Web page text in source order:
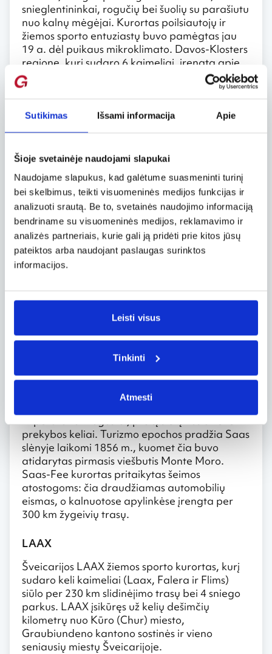
Sutikimas Išsami informacija Apie
Šioje svetainėje naudojami slapukai
Naudojame slapukus, kad galėtume suasmeninti turinį
bei skelbimus, teikti visuomeninės medijos funkcijas ir
analizuoti srautą. Be to, svetainės naudojimo informaciją
bendriname su visuomeninės medijos, reklamavimo ir
analizės partneriais, kurie gali ją pridėti prie kitos jūsų
pateiktos arba naudojant paslaugas surinktos
informacijos.
Leisti visus
Tinkinti
Atmesti
snieglentininkai, rogučių bei šuolių su parašiutu
nuo kalnų mėgėjai. Kurortas poilsiautojų ir
žiemos sporto entuziastų buvo pamėgtas jau
19 a. dėl puikaus mikroklimato. Davos-Klosters
regione, kurį sudaro 6 kaimeliai, įrengta apie
320 km slidinėjimo trasų. Nuo 1971 m. kasmet
Davose rengiamas Pasaulio ekonomikos
pasaulio elitą: valstybių vadovus, politikus ir
kitus svarbius asmenis. Davose veikia Žiemos
Aroza
Graubiundeno kantone esančiame Šanfigo
slėnyje įsikūręs ir dar vienas populiarus
Šveicarijos slidinėjimo kurortas – Aroza (Arosa).
Aroza yra įsikūrusi 1800 m aukštyje virš jūros
lygio, o čia įrengti keltuvai užkelia slidinėtojus į
2653 m aukštį. Šiame kurorte įrengta apie 70
km slidinėjimo trasų, veikia 100 km ilgio
Miestelis įsikūręs tarp dviejų ežerų. Žiemą,
užšalus ledui, ant ežero vyksta žirgų lenktynės.
Saas-Fee
Saas-Fee slidinėjimo kurortas, pramintas Alpių
perlu, įsikūręs Šveicarijos pietuose, 1800 m
aukštyje. Saas slėnyje žmonės gyveno jau
prekybos keliai. Turizmo epochos pradžia Saas
slėnyje laikomi 1856 m., kuomet čia buvo
atidarytas pirmasis viešbutis Monte Moro.
Saas-Fee kurortas pritaikytas šeimos
atostogoms: čia draudžiamas automobilių
eismas, o kalnuotose apylinkėse įrengta per
300 km žygeivių trasų.
LAAX
Šveicarijos LAAX žiemos sporto kurortas, kurį
sudaro keli kaimeliai (Laax, Falera ir Flims)
siūlo per 230 km slidinėjimo trasų bei 4 sniego
parkus. LAAX įsikūręs už kelių dešimčių
kilometrų nuo Kūro (Chur) miesto,
Graubiundeno kantono sostinės ir vieno
seniausių miestų Šveicarijoje.